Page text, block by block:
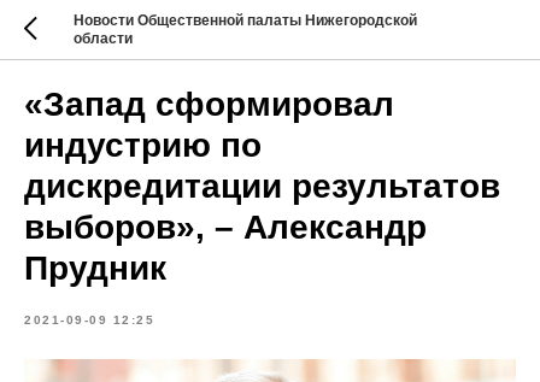
Новости Общественной палаты Нижегородской
области
«Запад сформировал
индустрию по
дискредитации результатов
выборов», – Александр
Прудник
2021-09-09 12:25